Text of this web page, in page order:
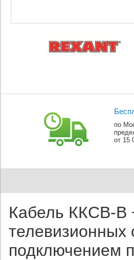
по
от 15
Кабель ККСВ-В
подключением